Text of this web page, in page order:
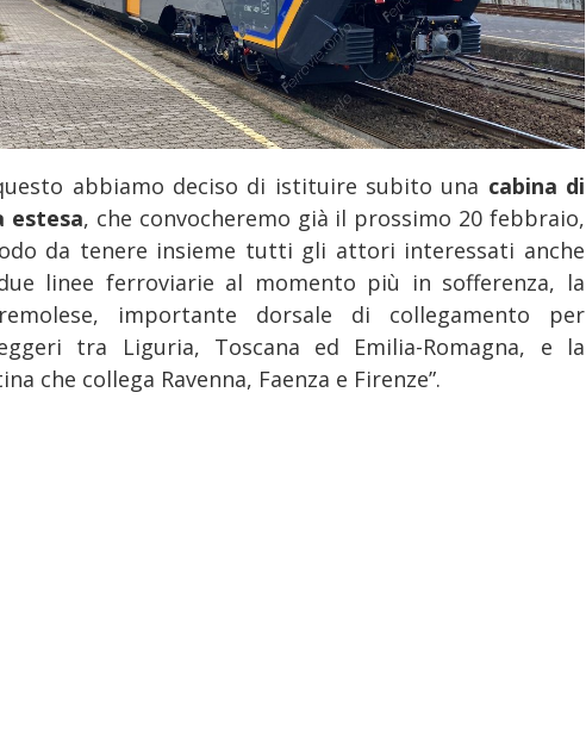
abbiamo deciso di istituire subito una cabina di
estesa, che convocheremo già il prossimo 20 febbraio,
da tenere insieme tutti gli attori interessati anche
linee ferroviarie al momento più in sofferenza, la
importante dorsale di collegamento per
tra Liguria, Toscana ed Emilia-Romagna, e la
che collega Ravenna, Faenza e Firenze”.